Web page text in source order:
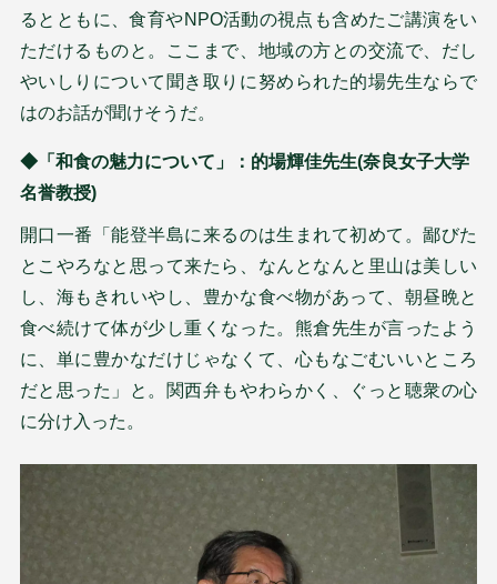
るとともに、食育やNPO活動の視点も含めたご講演をい
ただけるものと。ここまで、地域の方との交流で、だし
やいしりについて聞き取りに努められた的場先生ならで
はのお話が聞けそうだ。
◆「和食の魅力について」：的場輝佳先生(奈良女子大学
名誉教授)
開口一番「能登半島に来るのは生まれて初めて。鄙びた
とこやろなと思って来たら、なんとなんと里山は美しい
し、海もきれいやし、豊かな食べ物があって、朝昼晩と
食べ続けて体が少し重くなった。熊倉先生が言ったよう
に、単に豊かなだけじゃなくて、心もなごむいいところ
だと思った」と。関西弁もやわらかく、ぐっと聴衆の心
に分け入った。